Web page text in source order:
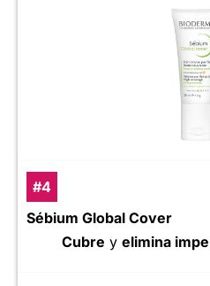
#4
Sébium Global Cover
Cubre y elimina